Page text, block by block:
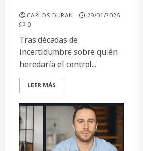
CARLOS.DURAN
29/01/2026
0
Tras décadas de
incertidumbre sobre quién
heredaría el control...
LEER MÁS